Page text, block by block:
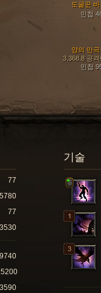
도굴꾼
민첩
양의 만곡
3,368.8 공격
민첩
기술
77
77
3530